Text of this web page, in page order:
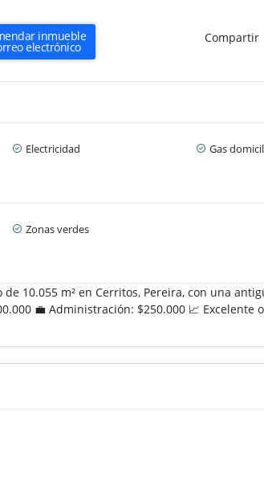
inmueble
electrónico
Compartir
Electricidad Gas
Zonas verdes
10.055 m² en Cerritos, Pereira, con una
💼 Administración: $250.000 📈